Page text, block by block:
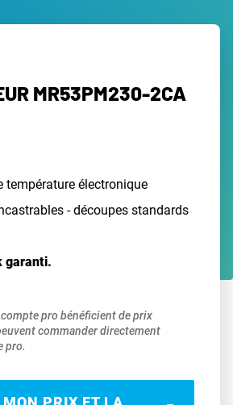
MR53PM230-2CA
température électronique
- découpes standards
garanti.
pro bénéficient de prix
commander directement
pro.